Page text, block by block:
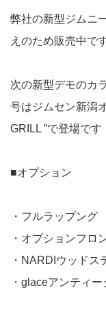
弊社の新型ジムニ
えのため販売中で
次の新型デモのカ
号はジムセン新潟
GRILL ”で登場です
■オプション
・フルラップング
・オプションフロ
・NARDIウッドス
・glaceアンティ